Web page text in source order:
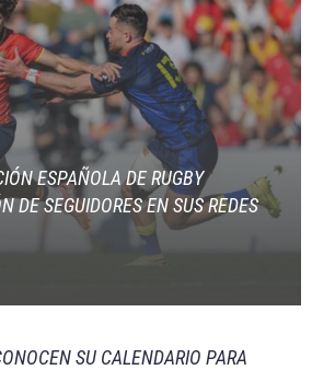
ESPAÑOLA DE RUGBY
DE SEGUIDORES EN SUS REDES
SU CALENDARIO PARA